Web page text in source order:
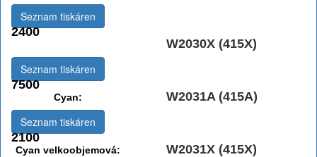
2400
Seznam tiskáren
W2030X (415X)
7500
Seznam tiskáren
Cyan: W2031A (415A)
2100
Seznam tiskáren
Cyan velkoobjemová: W2031X (415X)